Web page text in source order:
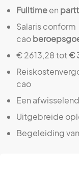
Fulltimeen
Salaris conform
cao
€ 2613,28 tot€
cao
Een
Uitgebreide
Begeleiding